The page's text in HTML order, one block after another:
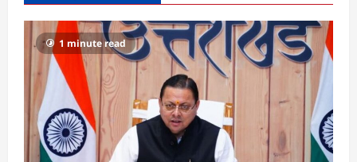
1 minute read